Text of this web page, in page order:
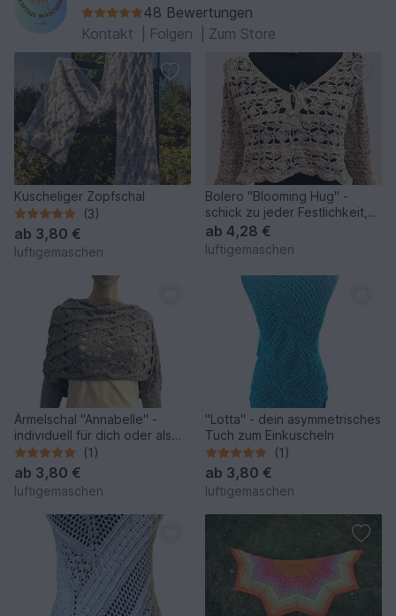
48 Bewertungen
Kontakt
Folgen Zum Store
Kuscheliger Zopfschal
(3)
ab 3,80 €
luftigemaschen
Bolero "Blooming Hug" -
schick zu jeder Festlichkeit,
passend zur Stola
ab 4,28 €
luftigemaschen
Ärmelschal "Annabelle" -
individuell für dich oder als
Geschenk
(1)
ab 3,80 €
luftigemaschen
"Lotta" - dein asymmetrisches
Tuch zum Einkuscheln
(1)
ab 3,80 €
luftigemaschen